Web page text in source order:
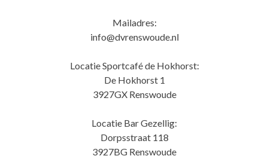
Mailadres:
info@dvrenswoude.nl
Locatie Sportcafé de Hokhorst:
De Hokhorst 1
3927GX Renswoude
Locatie Bar Gezellig:
Dorpsstraat 118
3927BG Renswoude